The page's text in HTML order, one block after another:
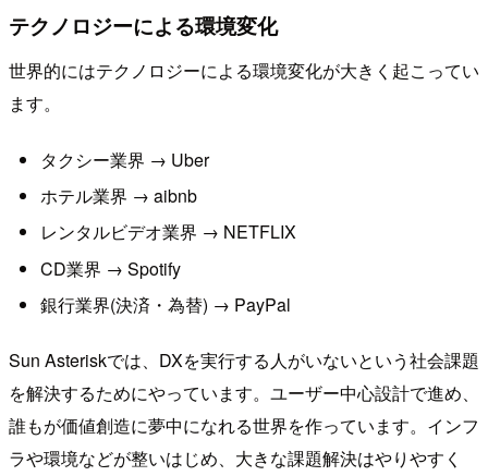
テクノロジーによる環境変化
世界的にはテクノロジーによる環境変化が大きく起こってい
ます。
タクシー業界 → Uber
ホテル業界 → aibnb
レンタルビデオ業界 → NETFLIX
CD業界 → Spotify
銀行業界(決済・為替) → PayPal
Sun Asteriskでは、DXを実行する人がいないという社会課題
を解決するためにやっています。ユーザー中心設計で進め、
誰もが価値創造に夢中になれる世界を作っています。インフ
ラや環境などが整いはじめ、大きな課題解決はやりやすく